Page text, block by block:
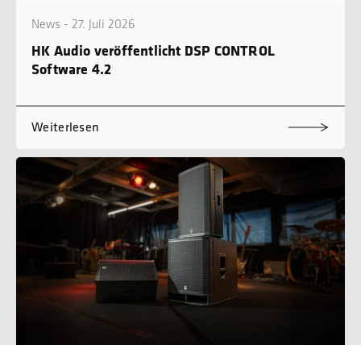
News - 27. Juli 2026
HK Audio veröffentlicht DSP CONTROL
Software 4.2
Weiterlesen